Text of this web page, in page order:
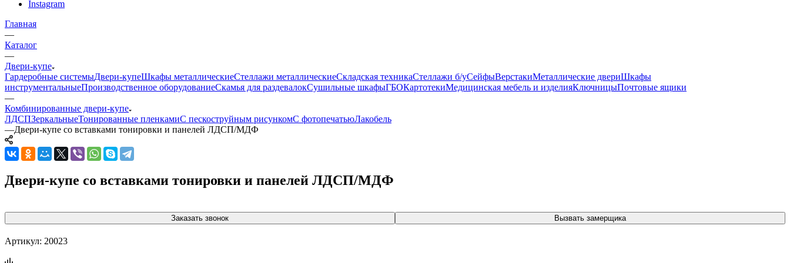
Instagram
Главная
—
Каталог
—
Двери-купе
Гардеробные системыДвери-купеШкафы металлическиеСтеллажи металлическиеСкладская техникаСтеллажи б/уСейфыВерстакиМеталлические двериШкафы
инструментальныеПроизводственное оборудованиеСкамья для раздевалокСушильные шкафыГБОКартотекиМедицинская мебель и изделияКлючницыПочтовые ящики
—
Комбинированные двери-купе
ЛДСПЗеркальныеТонированные пленкамиС пескоструйным рисункомС фотопечатьюЛакобель
—Двери-купе со вставками тонировки и панелей ЛДСП/МДФ
Двери-купе со вставками тонировки и панелей ЛДСП/МДФ
Заказать звонок Вызвать замерщика
Артикул: 20023